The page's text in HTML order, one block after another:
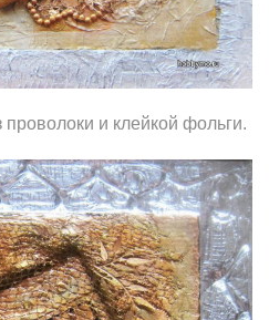
и клейкой фольги.